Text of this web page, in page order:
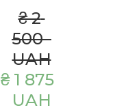
₴ 2
500
UAH
₴ 1 875
UAH